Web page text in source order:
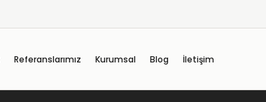
Referanslarımız Kurumsal Blog İletişim